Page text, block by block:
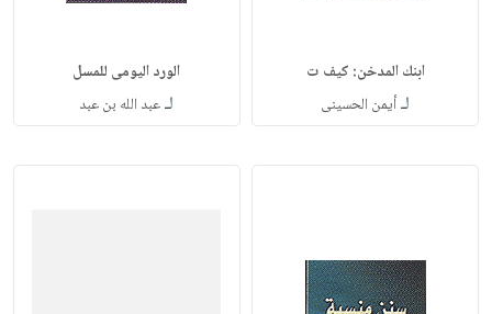
ابنك المدخن: كيف ت
لـأيمن الحسينى
الورد اليومى للمسل
لـعبد الله بن عبد